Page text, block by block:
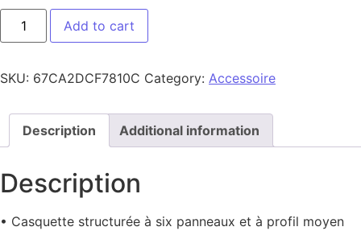
CAP ALT quantity
Add to cart
SKU: 67CA2DCF7810C Category: Accessoire
Description Additional information
Description
• Casquette structurée à six panneaux et à profil moyen